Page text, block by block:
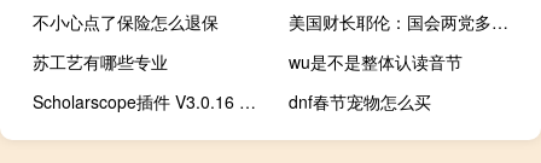
不小心点了保险怎么退保
美国财长耶伦：国会两党多数支持乌克兰援助
苏工艺有哪些专业
wu是不是整体认读音节
Scholarscope插件 V3.0.16 最新免费版（Scholarscope插件 V3.0.16 最新免费版功能简介）
dnf春节宠物怎么买